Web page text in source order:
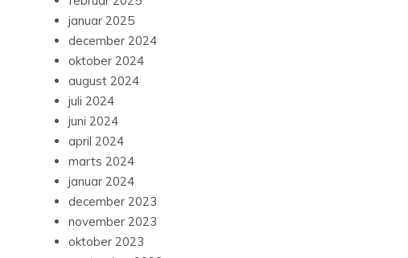
januar 2025
december 2024
oktober 2024
august 2024
juli 2024
juni 2024
april 2024
marts 2024
januar 2024
december 2023
november 2023
oktober 2023